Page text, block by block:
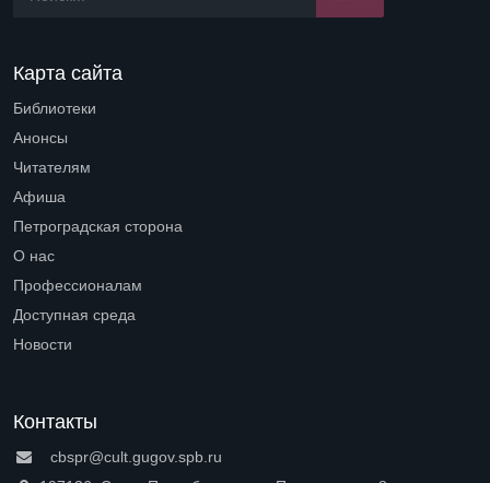
Карта сайта
Библиотеки
Анонсы
Читателям
Афиша
Петроградская сторона
О нас
Профессионалам
Доступная среда
Новости
Контакты
cbspr@cult.gugov.spb.ru